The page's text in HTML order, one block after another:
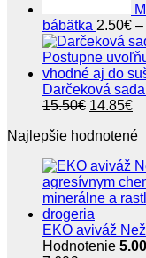
bábätka 2.50€ –
Darčeková
15.50€ Pôvodná
bola:
14.85€
je:
Najlepšie hodnotené
EKO aviváž
Hodnotenie 5.00